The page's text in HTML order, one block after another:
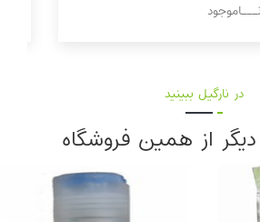
نـــاموجود
در نارگیل ببینید
از همین فروشگاه